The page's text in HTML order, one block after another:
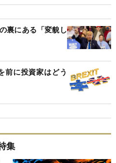
裏にある「変貌し
前に投資家はどう
集